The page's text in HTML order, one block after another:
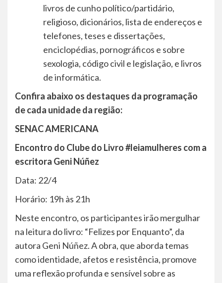
livros de cunho político/partidário,
religioso, dicionários, lista de endereços e
telefones, teses e dissertações,
enciclopédias, pornográficos e sobre
sexologia, código civil e legislação, e livros
de informática.
Confira abaixo os destaques da programação
de cada unidade da região:
SENAC AMERICANA
Encontro do Clube do Livro #leiamulheres com a
escritora Geni Núñez
Data: 22/4
Horário: 19h às 21h
Neste encontro, os participantes irão mergulhar
na leitura do livro: “Felizes por Enquanto”, da
autora Geni Núñez. A obra, que aborda temas
como identidade, afetos e resistência, promove
uma reflexão profunda e sensível sobre as